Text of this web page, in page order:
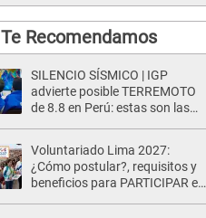
Te Recomendamos
SILENCIO SÍSMICO | IGP
advierte posible TERREMOTO
de 8.8 en Perú: estas son las
Voluntariado Lima 2027:
¿Cómo postular?, requisitos y
beneficios para PARTICIPAR en